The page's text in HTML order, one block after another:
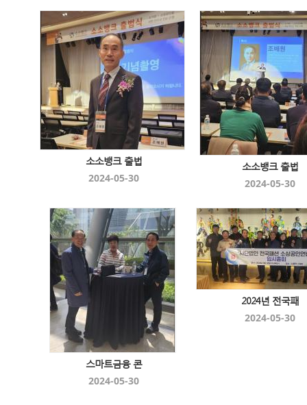
소소뱅크 출법
2024-05-30
소소뱅크 출법
2024-05-30
스마트금융 콘
2024-05-30
2024년 전국패
2024-05-30